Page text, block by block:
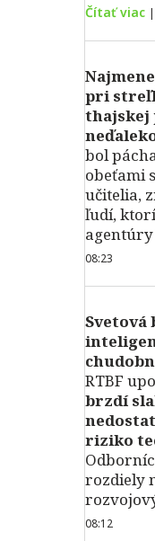
Čítať viac |
pri
thajskej
bol
obeťami
učitelia,
ľudí,
agentúry
08:23
Svetová
RTBF
brzdí
riziko
rozdiely
08:12